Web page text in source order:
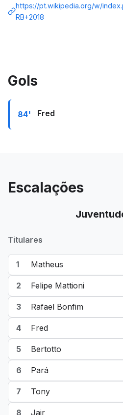
https://pt.wikipedia.org/w/
RB+2018
Gols
84' Fred
Escalações
Titulares
1 Matheus
2 Felipe Mattioni
3 Rafael Bonfim
4 Fred
5 Bertotto
6 Pará
7 Tony
8 Jair